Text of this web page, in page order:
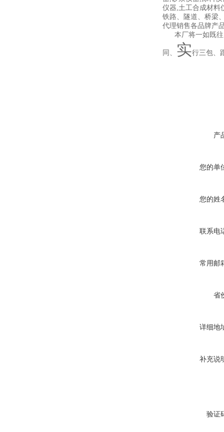
仪器,土工合成材料
铁路、隧道、桥梁
代理销售各品牌产
本厂将一如既往
同、 实行三包、
产
您的单
您的姓
联系电
常用邮
省
详细地
补充说
验证